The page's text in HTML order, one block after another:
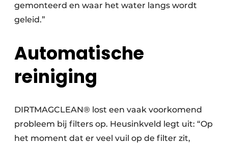
gemonteerd en waar het water langs wordt
geleid.”
Automatische
reiniging
DIRTMAGCLEAN® lost een vaak voorkomend
probleem bij filters op. ­Heusinkveld legt uit: “Op
het moment dat er veel vuil op de filter zit,